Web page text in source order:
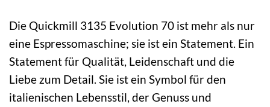
Die Quickmill 3135 Evolution 70 ist mehr als nur
eine Espressomaschine; sie ist ein Statement. Ein
Statement für Qualität, Leidenschaft und die
Liebe zum Detail. Sie ist ein Symbol für den
italienischen Lebensstil, der Genuss und